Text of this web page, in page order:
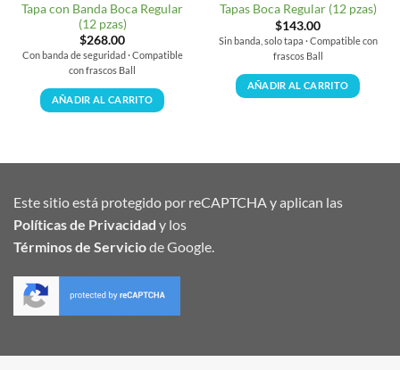
Tapa con Banda Boca Regular
(12 pzas)
$268.00
Con banda de seguridad · Compatible
con frascos Ball
AÑADIR AL CARRITO
Tapas Boca Regular (12 pzas)
$143.00
Sin banda, solo tapa · Compatible con
frascos Ball
AÑADIR AL CARRITO
Este sitio está protegido por reCAPTCHA y aplican las
Políticas de Privacidad y los
Términos de Serviciode Google.